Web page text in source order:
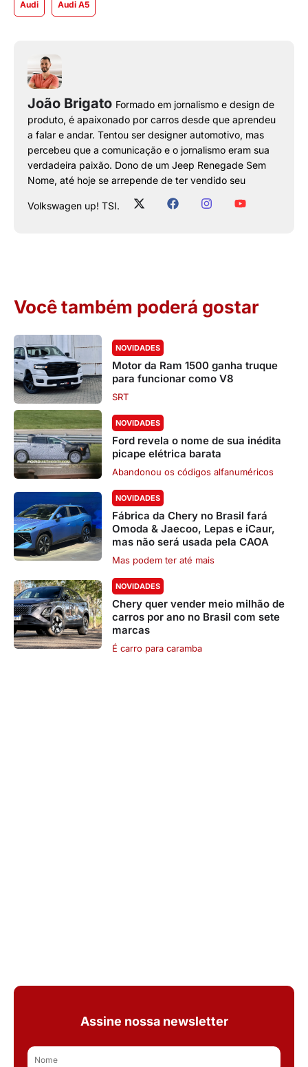
Audi Audi A5
João Brigato Formado em jornalismo e design de
produto, é apaixonado por carros desde que aprendeu
a falar e andar. Tentou ser designer automotivo, mas
percebeu que a comunicação e o jornalismo eram sua
verdadeira paixão. Dono de um Jeep Renegade Sem
Nome, até hoje se arrepende de ter vendido seu
Volkswagen up! TSI.
Você também poderá gostar
NOVIDADES
Motor da Ram 1500 ganha truque
para funcionar como V8
SRT
NOVIDADES
Ford revela o nome de sua inédita
picape elétrica barata
Abandonou os códigos alfanuméricos
NOVIDADES
Fábrica da Chery no Brasil fará
Omoda & Jaecoo, Lepas e iCaur,
mas não será usada pela CAOA
Mas podem ter até mais
NOVIDADES
Chery quer vender meio milhão de
carros por ano no Brasil com sete
marcas
É carro para caramba
Assine nossa newsletter